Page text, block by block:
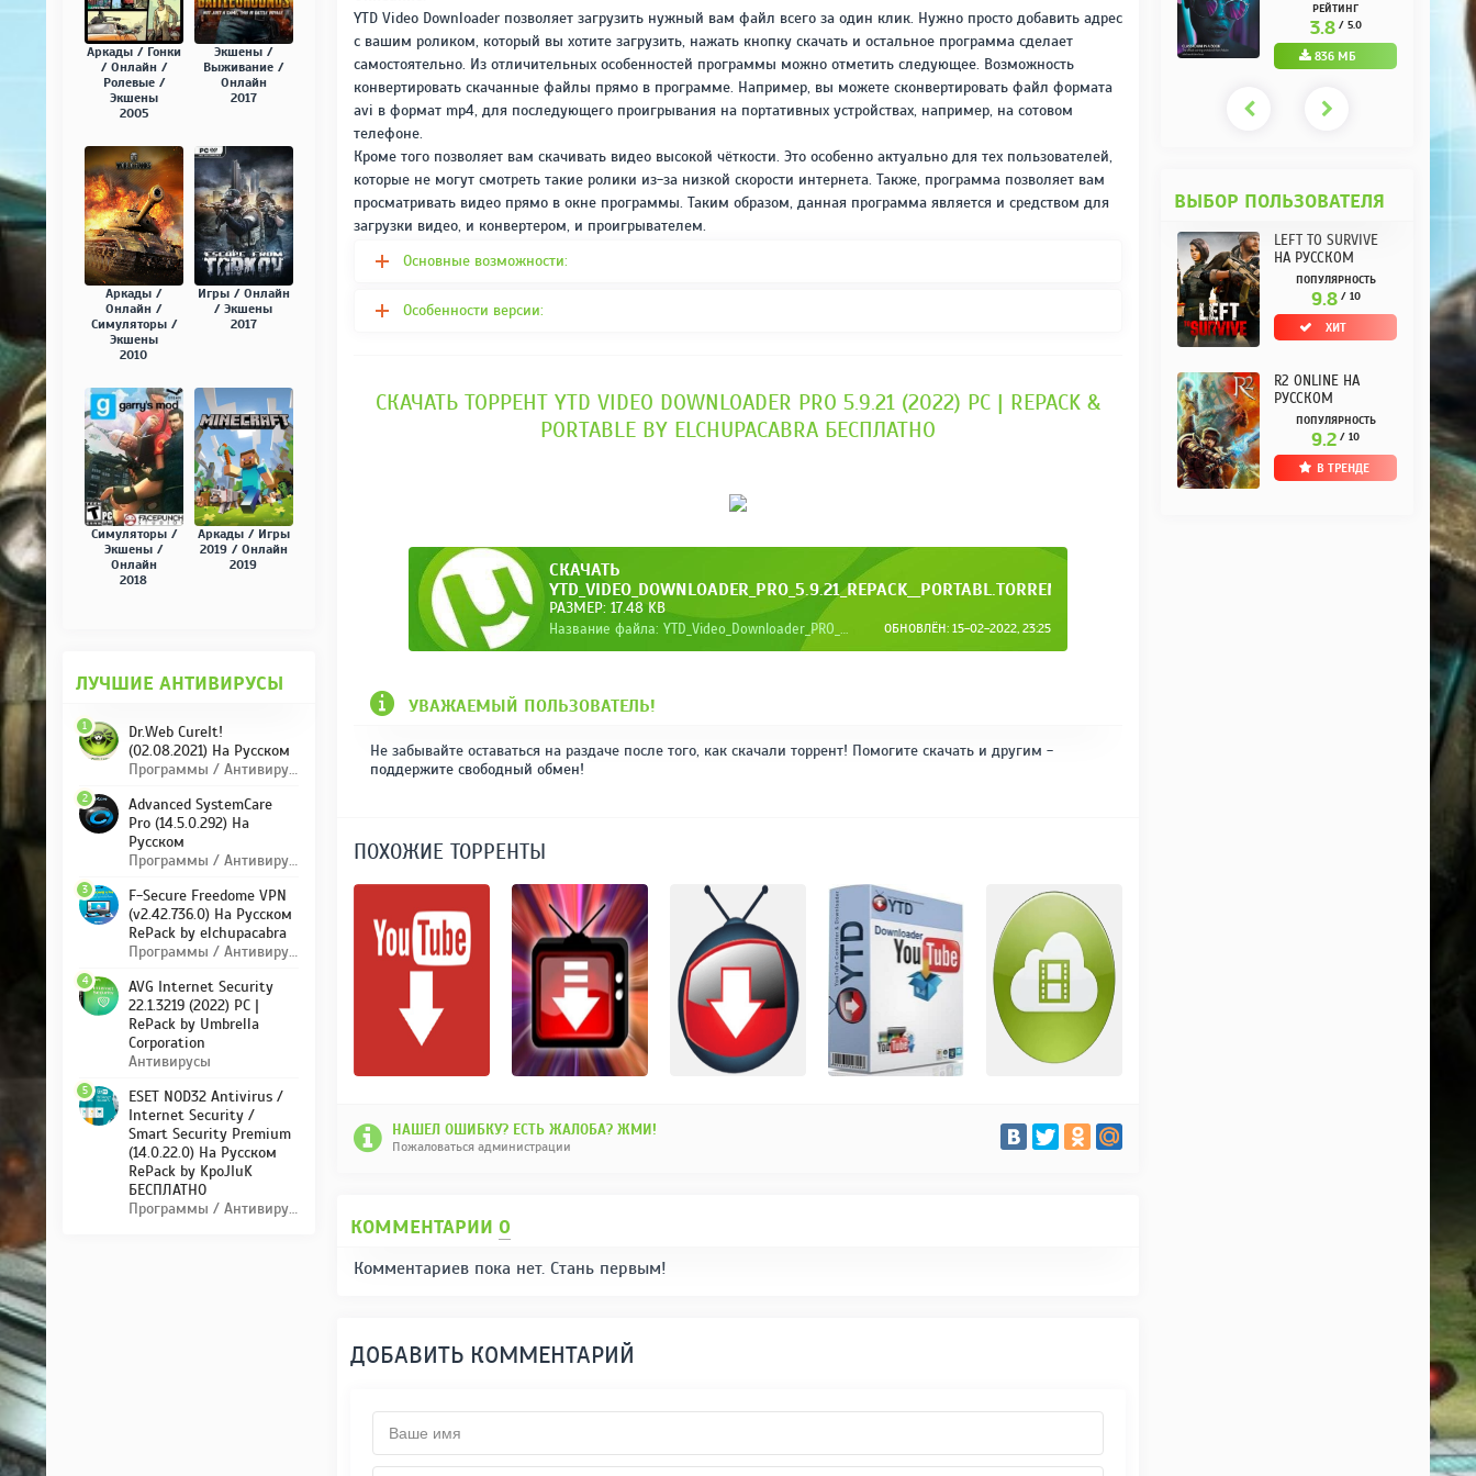
YTD Video Downloader позволяет загрузить нужный вам файл всего за один клик. Нужно просто добавить адрес
с вашим роликом, который вы хотите загрузить, нажать кнопку скачать и остальное программа сделает
самостоятельно. Из отличительных особенностей программы можно отметить следующее. Возможность
конвертировать скачанные файлы прямо в программе. Например, вы можете сконвертировать файл формата
avi в формат mp4, для последующего проигрывания на портативных устройствах, например, на сотовом
телефоне.
Кроме того позволяет вам скачивать видео высокой чёткости. Это особенно актуально для тех пользователей,
которые не могут смотреть такие ролики из-за низкой скорости интернета. Также, программа позволяет вам
просматривать видео прямо в окне программы. Таким образом, данная программа является и средством для
загрузки видео, и конвертером, и проигрывателем.
Основные возможности:
Особенности версии:
СКАЧАТЬ ТОРРЕНТ YTD VIDEO DOWNLOADER PRO 5.9.21 (2022) PC | REPACK &
PORTABLE BY ELCHUPACABRA БЕСПЛАТНО
СКАЧАТЬ
YTD_VIDEO_DOWNLOADER_PRO_5.9.21_REPACK__PORTABL.TORRENT
РАЗМЕР: 17.48 KB
ОБНОВЛЁН: 15-02-2022, 23:25
Название файла: YTD_Video_Downloader_PRO_5.9.21_RePack__Portabl.torrent
УВАЖАЕМЫЙ ПОЛЬЗОВАТЕЛЬ!
Не забывайте оставаться на раздаче после того, как скачали торрент! Помогите скачать и другим -
поддержите свободный обмен!
ПОХОЖИЕ ТОРРЕНТЫ
НАШЕЛ ОШИБКУ? ЕСТЬ ЖАЛОБА? ЖМИ!
Пожаловаться администрации
КОММЕНТАРИИ 0
Комментариев пока нет. Стань первым!
ДОБАВИТЬ КОММЕНТАРИЙ
Аркады / Гонки
/ Онлайн /
Ролевые /
Экшены
2005
Экшены /
Выживание /
Онлайн
2017
Аркады /
Онлайн /
Симуляторы /
Экшены
2010
Игры / Онлайн
/ Экшены
2017
Симуляторы /
Экшены /
Онлайн
2018
Аркады / Игры
2019 / Онлайн
2019
ЛУЧШИЕ АНТИВИРУСЫ
Dr.Web CureIt!
(02.08.2021) На Русском
Программы / Антивирусы
1
Advanced SystemCare
Pro (14.5.0.292) На
Русском
Программы / Антивирусы
2
F-Secure Freedome VPN
(v2.42.736.0) На Русском
RePack by elchupacabra
Программы / Антивирусы
3
AVG Internet Security
22.1.3219 (2022) PC |
RePack by Umbrella
Corporation
Антивирусы
4
ESET NOD32 Antivirus /
Internet Security /
Smart Security Premium
(14.0.22.0) На Русском
RePack by KpoJIuK
БЕСПЛАТНО
Программы / Антивирусы
5
3.4/ 5.0
ОТ KPOJIUK
3.7/ 5.0
(10.3.0.10) НА
РУССКОМ REPACK
ОТ KPOJIUK
РЕЙТИНГ
3.8 / 5.0
836 МБ
ВЫБОР ПОЛЬЗОВАТЕЛЯ
LEFT TO SURVIVE
НА РУССКОМ
ПОПУЛЯРНОСТЬ
9.8 / 10
ХИТ
R2 ONLINE НА
РУССКОМ
ПОПУЛЯРНОСТЬ
9.2 / 10
В ТРЕНДЕ